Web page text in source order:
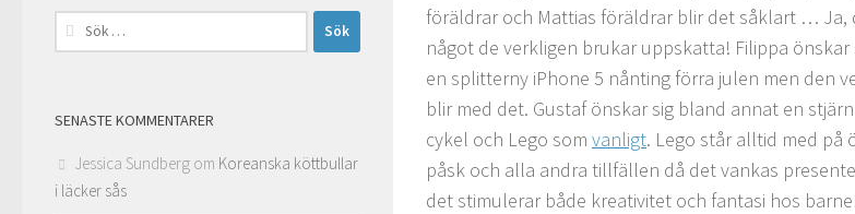
föräldrar och Mattias föräldrar blir det såklart … Ja,
något de verkligen brukar uppskatta! Filippa
en splitterny iPhone 5 nånting förra julen men den
blir med det. Gustaf önskar sig bland annat en
cykel och Lego som vanligt. Lego står alltid med på
påsk och alla andra tillfällen då det vankas
det stimulerar både kreativitet och fantasi hos
Sök
efter:
SENASTE KOMMENTARER
Jessica Sundberg om Koreanska köttbullar
i läcker sås